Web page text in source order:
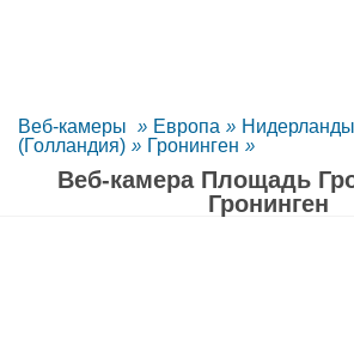
Веб-камеры » Европа » Нидерланды
(Голландия) » Гронинген »
Веб-камера Площадь
Гронинген